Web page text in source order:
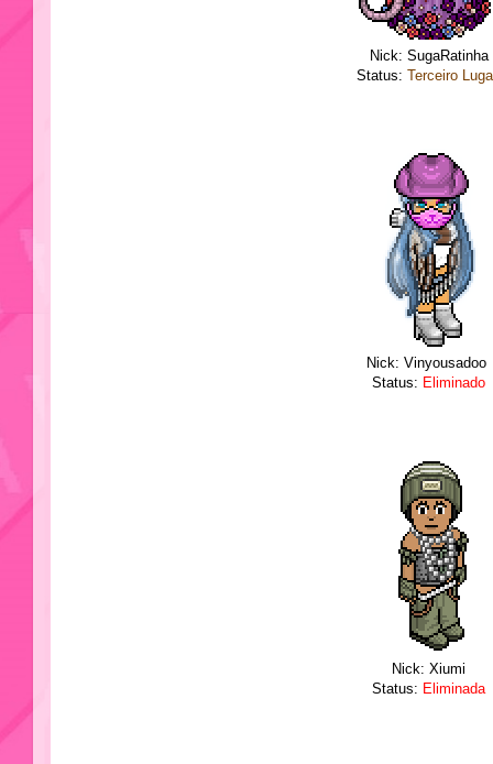
Nick: SugaRatinha
Status: Terceiro
Nick: Vinyousadoo
Status: Eliminado
Nick: Xiumi
Status: Eliminada